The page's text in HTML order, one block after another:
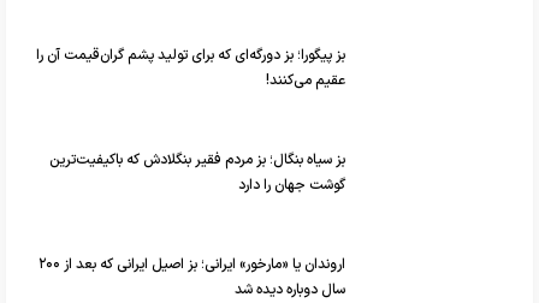
بز پیگورا؛ بز دورگه‌ای که برای تولید پشم گران‌قیمت آن را
عقیم می‌کنند!
بز سیاه بنگال؛ بز مردم فقیر بنگلادش که باکیفیت‌ترین
گوشت جهان را دارد
اروندان یا «مارخور» ایرانی؛ بز اصیل ایرانی که بعد از ۲۰۰
سال دوباره دیده شد